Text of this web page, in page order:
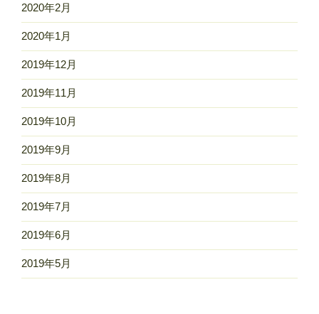
2020年2月
2020年1月
2019年12月
2019年11月
2019年10月
2019年9月
2019年8月
2019年7月
2019年6月
2019年5月